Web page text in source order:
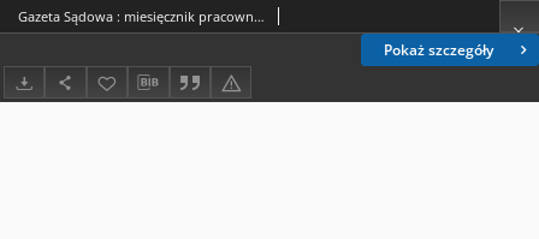
Pokaż szczegóły
Gazeta Sądowa : miesięcznik pracowników sądownictwa. 2017, nr 10=17 (grudzień)